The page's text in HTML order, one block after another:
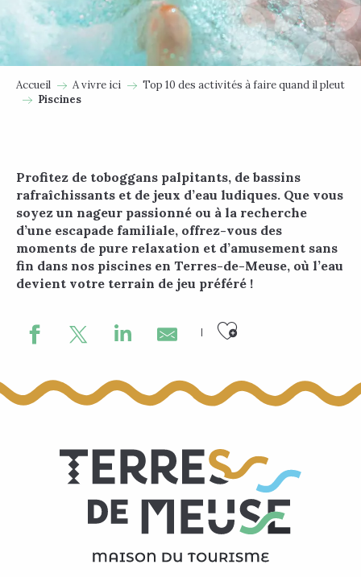
Accueil A vivre ici
Top 10 des activités à faire quand il pleut
Piscines
Profitez de toboggans palpitants, de bassins
rafraîchissants et de jeux d’eau ludiques. Que vous
soyez un nageur passionné ou à la recherche
d’une escapade familiale, offrez-vous des
moments de pure relaxation et d’amusement sans
fin dans nos piscines en Terres-de-Meuse, où l’eau
devient votre terrain de jeu préféré !
Ajouter
Piscine de Crisnée
Piscine Edmond Leburton
Piscine de Wanze